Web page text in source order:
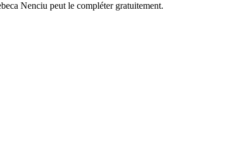
Nenciu peut le compléter gratuitement.